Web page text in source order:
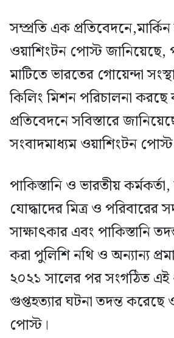
সম্প্রতি এক
ওয়াশিংটন পোস্ট জানিয়েছে,
মাটিতে ভারতের গোয়েন্দা
কিলিং মিশন পরিচালনা
প্রতিবেদনে সবিস্তারে
সংবাদমাধ্যম ওয়াশিংটন
পাকিস্তানি ও ভারতীয়
যোদ্ধাদের মিত্র ও পরিবারের
সাক্ষাৎকার এবং পাকিস্তানি
করা পুলিশি নথি ও অন্যান্য
২০২১ সালের পর সংগঠিত এই
গুপ্তহত্যার ঘটনা তদন্ত করেছে
পোস্ট।